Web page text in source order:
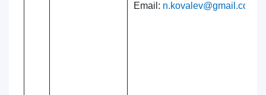
Email: n.kovalev@gmail.com